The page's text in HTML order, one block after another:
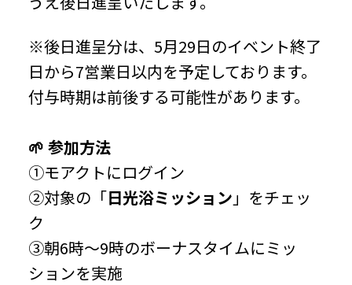
※後日進呈分は、5月29日のイベント終了
日から7営業日以内を予定しております。
付与時期は前後する可能性があります。
🌱 参加方法
①モアクトにログイン
②対象の「日光浴ミッション 」をチェッ
ク
③朝6時～9時のボーナスタイムにミッ
ションを実施